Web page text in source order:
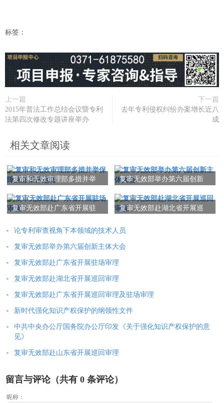
标签：
上一篇
2015年普法工作总结会议暨专利
法第四次修改专题讲座举办
下一篇
去年专利侵权纠纷办案增长近八
成
相关文章阅读
复审和无效审理部多措并举
复审无效部举办第六届创新
复审无效部赴广东省开展驻
复审无效部赴湖北省开展巡
论专利审查视角下本领域的技术人员
复审无效部举办第六届创新主体大会
复审无效部赴广东省开展驻场审理
复审无效部赴湖北省开展巡回审理
复审无效部赴广东省开展巡回审理及驻场审理
新时代强化知识产权保护的纲领性文件
中共中央办公厅国务院办公厅印发《关于强化知识产权保护的意
见》
复审无效部赴山东省开展巡回审理
留言与评论（共有 0 条评论）
昵称：